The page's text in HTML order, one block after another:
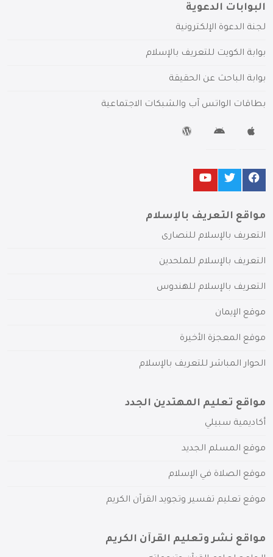
البوابات الدعوية
لجنة الدعوة الإلكترونية
بوابة الكويت للتعريف بالإسلام
بوابة الباحث عن الحقيقة
بطاقات الواتس آب والشبكات الاجتماعية
مواقع التعريف بالإسلام
التعريف بالإسلام للنصارى
التعريف بالإسلام للملحدين
التعريف بالإسلام للهندوس
موقع الإيمان
موقع المعجزة الأخيرة
الحوار المباشر للتعريف بالإسلام
مواقع تعليم المهتدين الجدد
أكاديمية سبيلي
موقع المسلم الجديد
موقع الصلاة في الإسلام
موقع تعليم تفسير وتجويد القرآن الكريم
مواقع نشر وتعليم القرآن الكريم